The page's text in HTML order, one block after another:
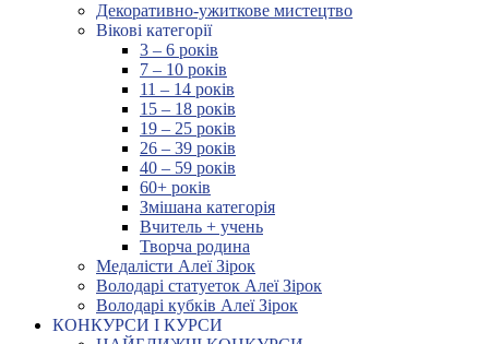
Декоративно-ужиткове мистецтво
Вікові категорії
3 – 6 років
7 – 10 років
11 – 14 років
15 – 18 років
19 – 25 років
26 – 39 років
40 – 59 років
60+ років
Змішана категорія
Вчитель + учень
Творча родина
Медалісти Алеї Зірок
Володарі статуеток Алеї Зірок
Володарі кубків Алеї Зірок
КОНКУРСИ І КУРСИ